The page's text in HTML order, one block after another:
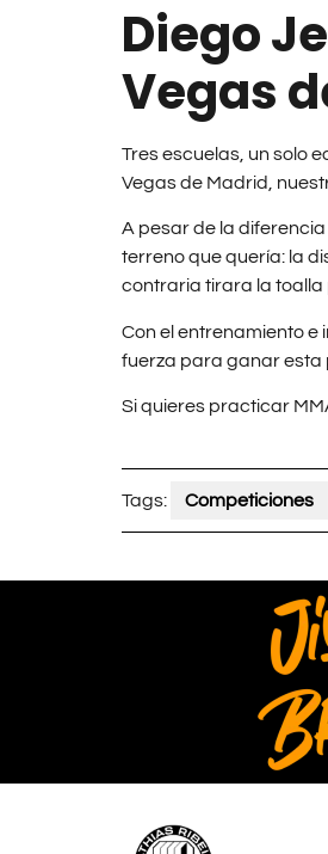
Diego
Vegas
Tres escuelas, un solo
Vegas de Madrid,
A pesar de la
terreno que quería: la
contraria tirara la toalla
Con el entrenamiento e
fuerza para ganar esta
Si quieres practicar
Tags: Competiciones